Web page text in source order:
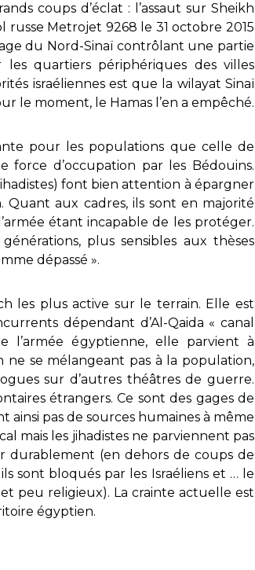
coups d’éclat : l’assaut sur Sheikh
Metrojet 9268 le 31 octobre 2015
du Nord-Sinaï contrôlant une partie
quartiers périphériques des villes
israéliennes est que la wilayat Sinaï
le moment, le Hamas l’en a empêché.
pour les populations que celle de
force d’occupation par les Bédouins.
font bien attention à épargner
Quant aux cadres, ils sont en majorité
étant incapable de les protéger.
plus sensibles aux thèses
dépassé ».
les plus active sur le terrain. Elle est
dépendant d’Al-Qaida « canal
l’armée égyptienne, elle parvient à
se mélangeant pas à la population,
sur d’autres théâtres de guerre.
étrangers. Ce sont des gages de
ainsi pas de sources humaines à même
mais les jihadistes ne parviennent pas
durablement (en dehors de coups de
sont bloqués par les Israéliens et … le
peu religieux). La crainte actuelle est
égyptien.